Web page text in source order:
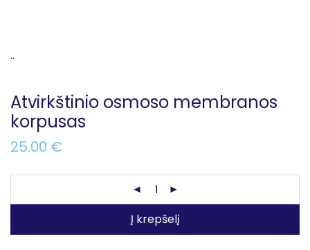
..
Atvirkštinio osmoso membranos
korpusas
25.00 €
Į krepšelį